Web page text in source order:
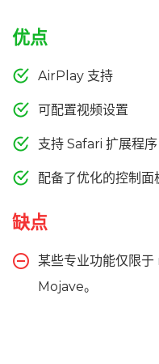
优点
AirPlay 支持
可配置视频设置
支持 Safari 扩展程序
配备了优化的控制面
缺点
某些专业功能仅限
Mojave。